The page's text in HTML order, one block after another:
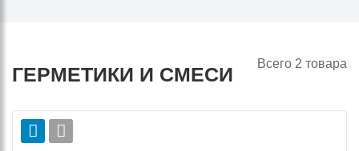
ГЕРМЕТИКИ И СМЕСИ Всего 2 товара